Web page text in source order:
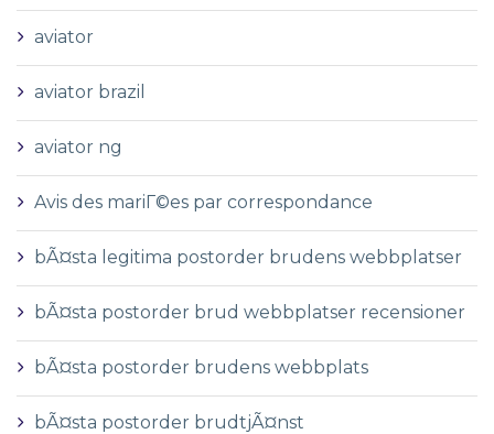
aviator
aviator brazil
aviator ng
Avis des mariГ©es par correspondance
bÃ¤sta legitima postorder brudens webbplatser
bÃ¤sta postorder brud webbplatser recensioner
bÃ¤sta postorder brudens webbplats
bÃ¤sta postorder brudtjÃ¤nst